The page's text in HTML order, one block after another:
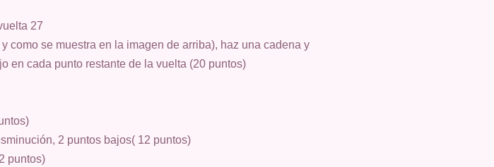
27
como se muestra en la imagen de arriba), haz una cadena y
en cada punto restante de la vuelta (20 puntos)
2 puntos bajos( 12 puntos)
puntos)